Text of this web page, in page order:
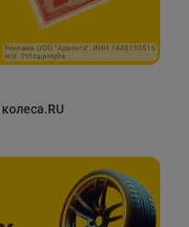
Реклама. ООО "Адвента". ИНН 7448150516
erid: 2VtzquvHp9a